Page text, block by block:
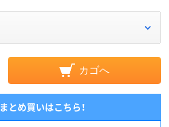
カゴへ
まとめ買いはこちら！